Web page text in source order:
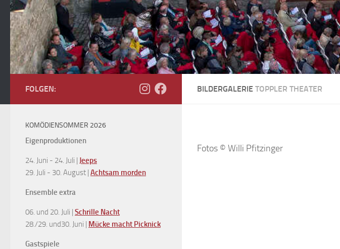
BILDERGALERIE TOPPLER THEATER
Fotos © Willi Pfitzinger
FOLGEN:
KOMÖDIENSOMMER 2026
Eigenproduktionen
24. Juni - 24. Juli | Jeeps
29. Juli - 30. August | Achtsam morden
Ensemble extra
06. und 20. Juli | Schrille Nacht
28./29. und30. Juni | Mücke macht Picknick
Gastspiele